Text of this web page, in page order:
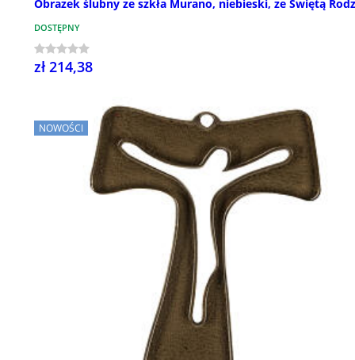
Obrazek ślubny ze szkła Murano, niebieski, ze Świętą
DOSTĘPNY
zł 214,38
NOWOŚCI